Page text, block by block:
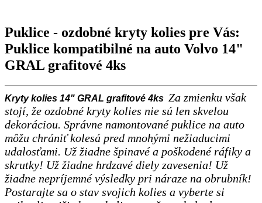
Puklice - ozdobné kryty kolies pre Vás:
Puklice kompatibilné na auto Volvo 14"
GRAL grafitové 4ks
Kryty kolies 14" GRAL grafitové 4ks Za zmienku však
stojí, že ozdobné kryty kolies nie sú len skvelou
dekoráciou. Správne namontované puklice na auto
môžu chrániť kolesá pred mnohými nežiaducimi
udalosťami. Už žiadne špinavé a poškodené ráfiky a
skrutky! Už žiadne hrdzavé diely zavesenia! Už
žiadne nepríjemné výsledky pri náraze na obrubník!
Postarajte sa o stav svojich kolies a vyberte si